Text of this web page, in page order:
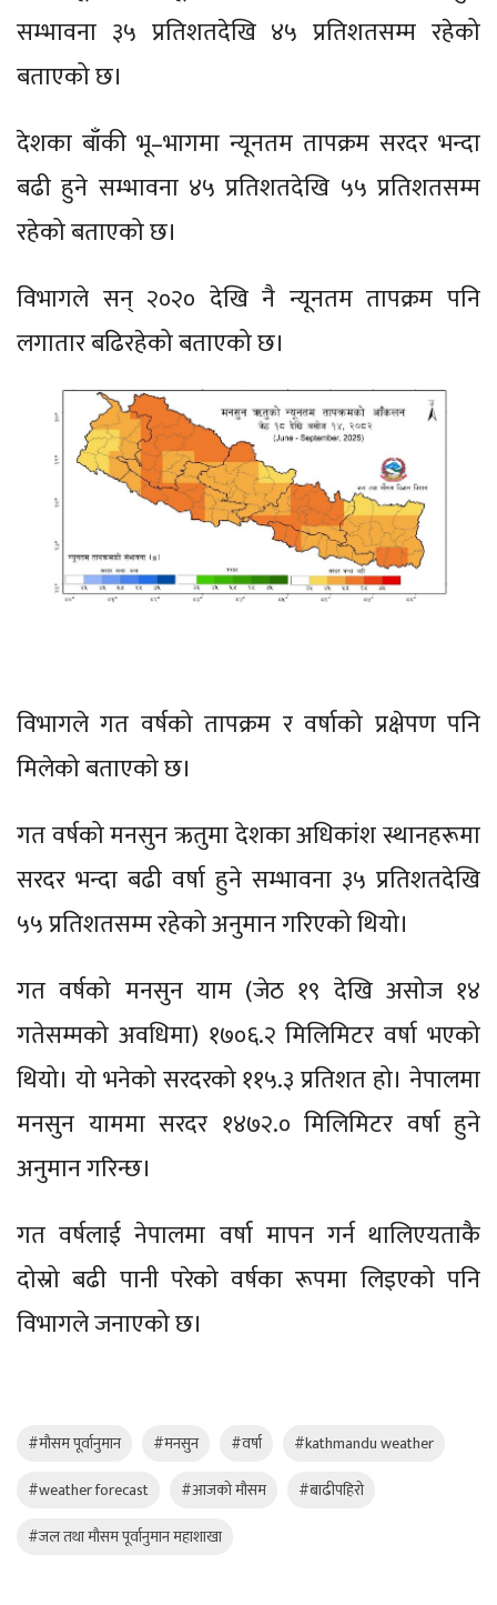
सम्भावना ३५ प्रतिशतदेखि ४५ प्रतिशतसम्म रहेको
बताएको छ।
देशका बाँकी भू–भागमा न्यूनतम तापक्रम सरदर भन्दा
बढी हुने सम्भावना ४५ प्रतिशतदेखि ५५ प्रतिशतसम्म
रहेको बताएको छ।
विभागले सन् २०२० देखि नै न्यूनतम तापक्रम पनि
लगातार बढिरहेको बताएको छ।
विभागले गत वर्षको तापक्रम र वर्षाको प्रक्षेपण पनि
मिलेको बताएको छ।
गत वर्षको मनसुन ऋतुमा देशका अधिकांश स्थानहरूमा
सरदर भन्दा बढी वर्षा हुने सम्भावना ३५ प्रतिशतदेखि
५५ प्रतिशतसम्म रहेको अनुमान गरिएको थियो।
गत वर्षको मनसुन याम (जेठ १९ देखि असोज १४
गतेसम्मको अवधिमा) १७०६.२ मिलिमिटर वर्षा भएको
थियो। यो भनेको सरदरको ११५.३ प्रतिशत हो। नेपालमा
मनसुन याममा सरदर १४७२.० मिलिमिटर वर्षा हुने
अनुमान गरिन्छ।
गत वर्षलाई नेपालमा वर्षा मापन गर्न थालिएयताकै
दोस्रो बढी पानी परेको वर्षका रूपमा लिइएको पनि
विभागले जनाएको छ।
#मौसम पूर्वानुमान #मनसुन #वर्षा
#kathmandu weather
#weather forecast
#आजको मौसम
#बाढीपहिरो
#जल तथा मौसम पूर्वानुमान महाशाखा